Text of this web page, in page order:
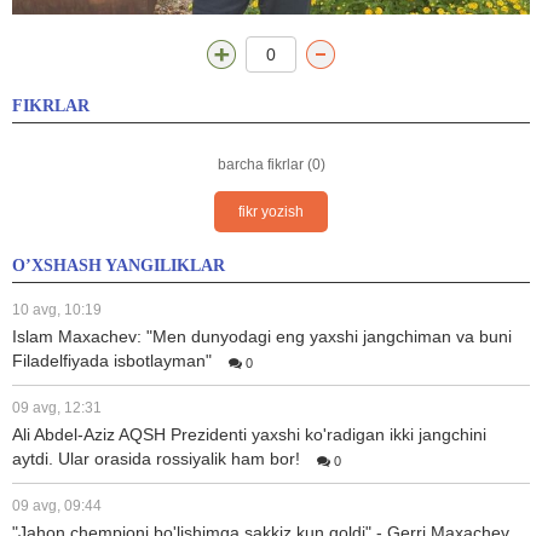
0
FIKRLAR
barcha fikrlar (0)
fikr yozish
O’XSHASH YANGILIKLAR
10 avg, 10:19
Islam Maxachev: "Men dunyodagi eng yaxshi jangchiman va buni
Filadelfiyada isbotlayman"
0
09 avg, 12:31
Ali Abdel-Aziz AQSH Prezidenti yaxshi ko'radigan ikki jangchini
aytdi. Ular orasida rossiyalik ham bor!
0
09 avg, 09:44